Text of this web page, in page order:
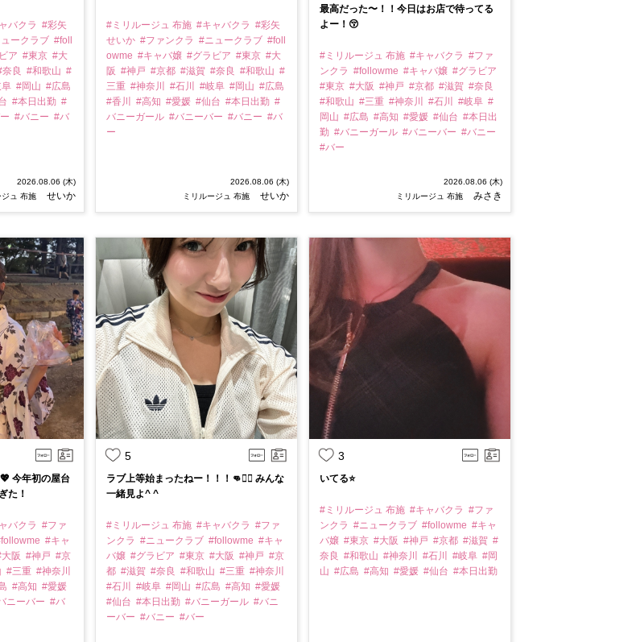
バクラ #彩矢
ークラブ #foll
ア #東京 #大
奈良 #和歌山 #
#岡山 #広島
#本日出勤 #
#バニー #バ
2026.08.06 (木)
ジュ 布施
せいか
#ミリルージュ 布施 #キャバクラ #彩矢
せいか #ファンクラ #ニュークラブ #foll
owme #キャバ嬢 #グラビア #東京 #大
阪 #神戸 #京都 #滋賀 #奈良 #和歌山 #
三重 #神奈川 #石川 #岐阜 #岡山 #広島
#香川
#高知 #愛媛 #仙台 #本日出勤 #
バニーガール #バニーバー #バニー #バ
ー
2026.08.06 (木)
ミリルージュ 布施
せいか
最高だった〜！！今日はお店で待ってる
よー！😚
#ミリルージュ 布施 #キャバクラ #ファ
ンクラ #followme #キャバ嬢 #グラビア
#東京 #大阪 #神戸 #京都 #滋賀 #奈良
#和歌山 #三重 #神奈川 #石川 #岐阜 #
岡山 #広島 #高知 #愛媛 #仙台 #本日出
勤 #バニーガール #バニーバー #バニー
#バー
2026.08.06 (木)
ミリルージュ 布施
みさき
今年初の屋台
た！
バクラ #ファ
#キャ
阪 #神戸 #京
#三重 #神奈川
#高知 #愛媛
ニーバー #バ
5
ラブ上等始まったねー！！！👊❤️‍🔥 みんな
一緒見よ^ ^
#ミリルージュ 布施 #キャバクラ #ファ
ンクラ #ニュークラブ #followme #キャ
バ嬢 #グラビア #東京 #大阪 #神戸 #京
都 #滋賀 #奈良 #和歌山 #三重 #神奈川
#石川
#岐阜 #岡山 #広島 #高知 #愛媛
#仙台 #本日出勤 #バニーガール #バニ
ーバー #バニー #バー
3
いてる⭐️
#ミリルージュ 布施 #キャバクラ #ファ
ンクラ #ニュークラブ #followme #キャ
バ嬢 #東京 #大阪 #神戸 #京都 #滋賀 #
奈良 #和歌山 #神奈川 #石川 #岐阜 #岡
山 #広島 #高知 #愛媛 #仙台 #本日出勤